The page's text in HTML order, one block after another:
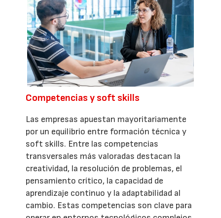
Competencias y soft skills
Las empresas apuestan mayoritariamente
por un equilibrio entre formación técnica y
soft skills. Entre las competencias
transversales más valoradas destacan la
creatividad, la resolución de problemas, el
pensamiento crítico, la capacidad de
aprendizaje continuo y la adaptabilidad al
cambio. Estas competencias son clave para